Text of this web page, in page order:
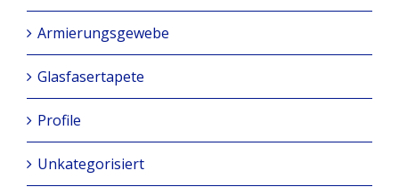
Armierungsgewebe
Glasfasertapete
Profile
Unkategorisiert